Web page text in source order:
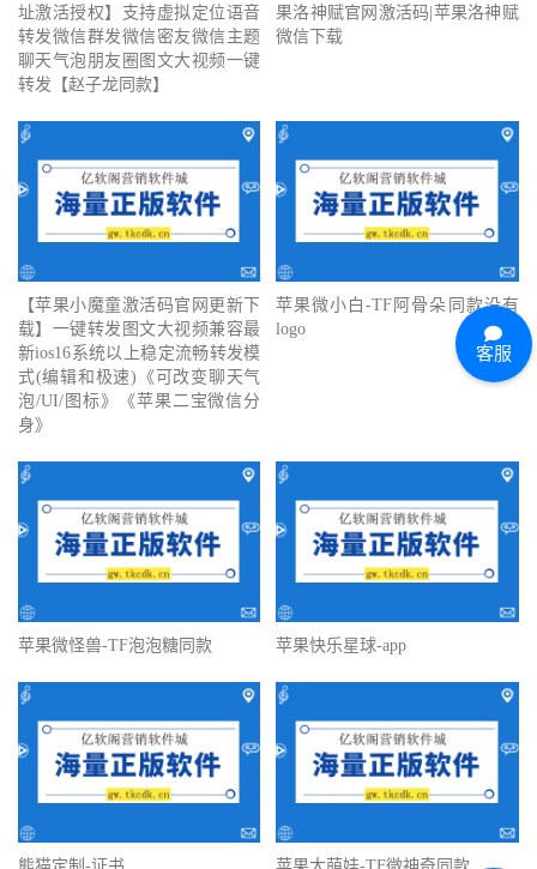
址激活授权】支持虚拟定位语音
转发微信群发微信密友微信主题
聊天气泡朋友圈图文大视频一键
转发【赵子龙同款】
果洛神赋官网激活码|苹果洛神赋
微信下载
【苹果小魔童激活码官网更新下
载】一键转发图文大视频兼容最
新ios16系统以上稳定流畅转发模
式(编辑和极速)《可改变聊天气
泡/UI/图标》《苹果二宝微信分
身》
苹果微小白-TF阿骨朵同款没有
logo
苹果微怪兽-TF泡泡糖同款 苹果快乐星球-app
客服